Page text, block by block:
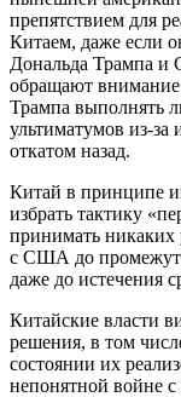
препятствием для
Китаем, даже если
Дональда Трампа и
обращают внимание
Трампа выполнять
ультиматумов из-за
откатом назад.
Китай в принципе
избрать тактику
принимать
с США до
даже до истечения
Китайские власти
решения, в том
состоянии их
непонятной войне